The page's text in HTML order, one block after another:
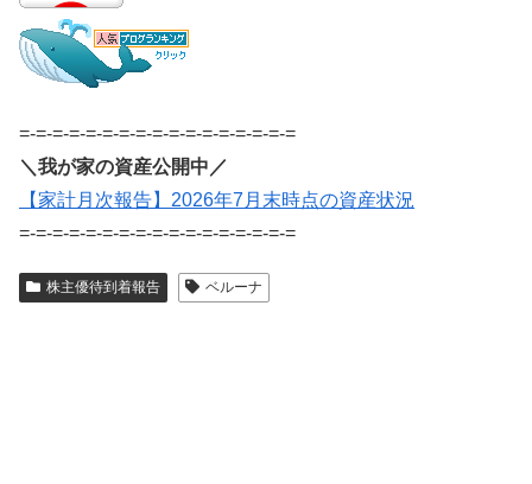
=-=-=-=-=-=-=-=-=-=-=-=-=-=-=-=-=
＼我が家の資産公開中／
【家計月次報告】2026年7月末時点の資産状況
=-=-=-=-=-=-=-=-=-=-=-=-=-=-=-=-=
株主優待到着報告 ベルーナ